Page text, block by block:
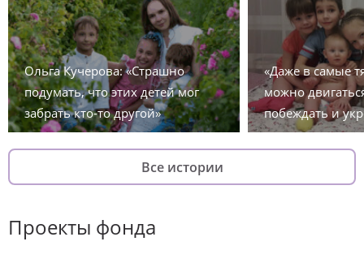
Ольга Кучерова: «Страшно
подумать, что этих детей мог
забрать кто-то другой»
«Даже в самые
можно
побеждать и
Все истории
Проекты фонда